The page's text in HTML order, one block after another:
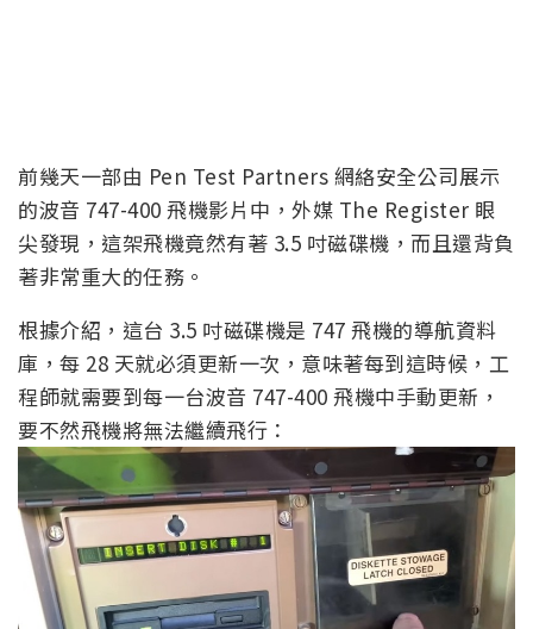
前幾天一部由 Pen Test Partners 網絡安全公司展示
的波音 747-400 飛機影片中，外媒 The Register 眼
尖發現，這架飛機竟然有著 3.5 吋磁碟機，而且還背負
著非常重大的任務。
根據介紹，這台 3.5 吋磁碟機是 747 飛機的導航資料
庫，每 28 天就必須更新一次，意味著每到這時候，工
程師就需要到每一台波音 747-400 飛機中手動更新，
要不然飛機將無法繼續飛行：